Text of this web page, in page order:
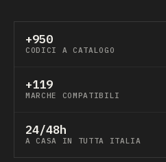
+950
CODICI A CATALOGO
+119
MARCHE COMPATIBILI
24/48h
A CASA IN TUTTA ITALIA